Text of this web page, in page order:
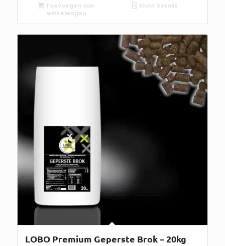
Toevoegen aan
winkelwagen
Show Details
LOBO Premium Geperste Brok – 20kg